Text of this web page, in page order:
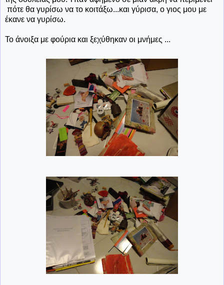
πότε θα γυρίσω να το κοιτάξω...και γύρισα, ο γιος μου με
έκανε να γυρίσω.
Το άνοιξα με φούρια και ξεχύθηκαν οι μνήμες ...